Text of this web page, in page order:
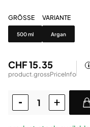
GRÖSSE
Grösse
500 ml
VARIANTE
Variante
Argan
CHF 15.35
product.grossPriceInfo